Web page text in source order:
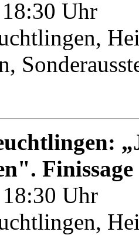
Uhr
Finissage
Uhr